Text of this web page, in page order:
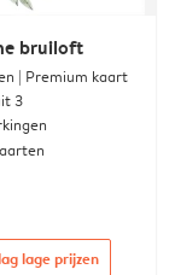
bruiloft
| Premium kaart
3
lage prijzen